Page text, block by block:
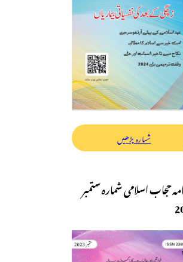
شمارہ پڑھیں
حجاب اسلامی شمارہ ستمبر